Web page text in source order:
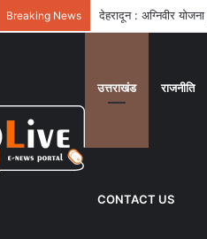
Breaking News देहरादून : तीलू रौतेली और
उत्तराखंड राजनीति
CONTACT US